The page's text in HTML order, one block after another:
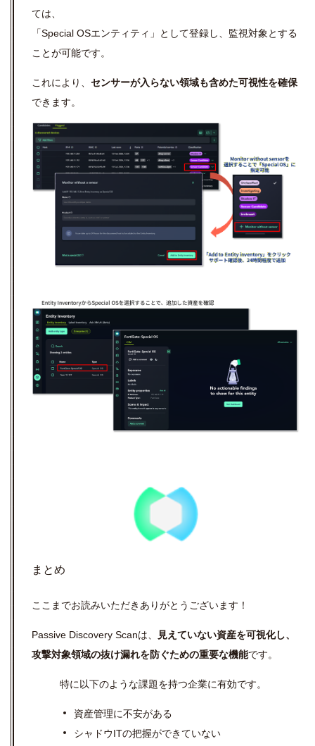
ては、
「Special OSエンティティ」として登録し、監視対象とする
ことが可能です。
これにより、 センサーが入らない領域も含めた可視性を確保
できます。
まとめ
ここまでお読みいただきありがとうございます！
Passive Discovery Scanは、
見えていない資産を可視化し、
攻撃対象領域の抜け漏れを防ぐための重要な機能です。
特に以下のような課題を持つ企業に有効です。
資産管理に不安がある
シャドウITの把握ができていない